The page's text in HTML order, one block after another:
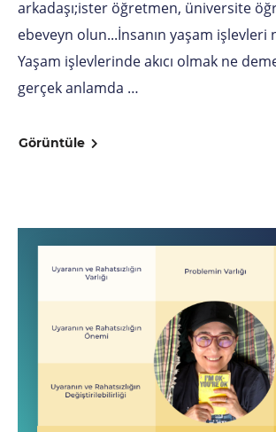
arkadaşı;ister öğretmen, üniversite
ebeveyn olun...İnsanın yaşam işlevleri
Yaşam işlevlerinde akıcı olmak ne
gerçek anlamda …
Görüntüle